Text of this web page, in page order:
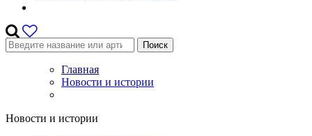
Поиск
Главная
Новости и истории
Новости и истории